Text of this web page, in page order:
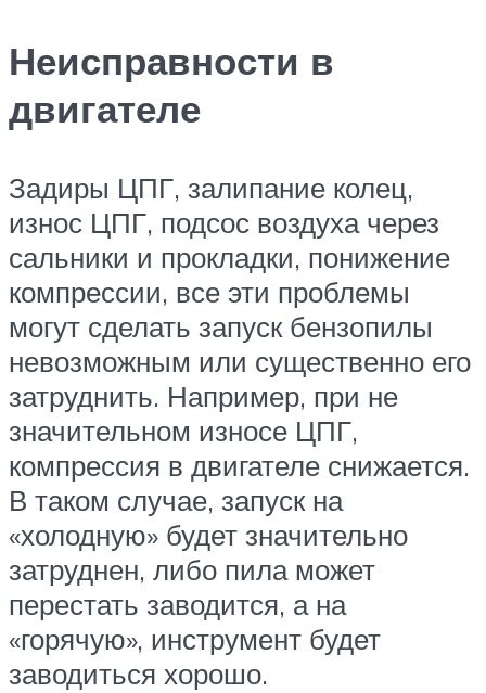
Неисправности в
двигателе
Задиры ЦПГ, залипание колец,
износ ЦПГ, подсос воздуха через
сальники и прокладки, понижение
компрессии, все эти проблемы
могут сделать запуск бензопилы
невозможным или существенно его
затруднить. Например, при не
значительном износе ЦПГ,
компрессия в двигателе снижается.
В таком случае, запуск на
«холодную» будет значительно
затруднен, либо пила может
перестать заводится, а на
«горячую», инструмент будет
заводиться хорошо.